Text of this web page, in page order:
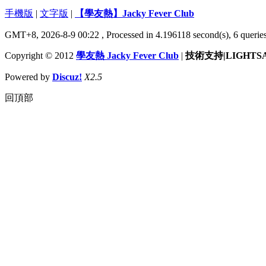
手機版 | 文字版 | 【學友熱】Jacky Fever Club
GMT+8, 2026-8-9 00:22 , Processed in 4.196118 second(s), 6
Copyright © 2012 學友熱 Jacky Fever Club | 技術支持
Powered by Discuz! X2.5
回頂部